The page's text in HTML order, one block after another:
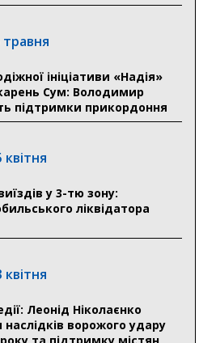
до обговорення Плану
міністром
для Пунктів обігріву
липня
отримала нову
липня
травня
ініціативи «Надія»
Сум: Володимир
підтримки прикордоння
квітня
у 3-тю зону:
ліквідатора
квітня
Леонід Ніколаєнко
ворожого удару